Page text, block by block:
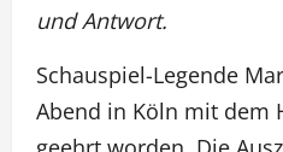
und Antwort.
Schauspiel-Legende
Abend in Köln mit dem